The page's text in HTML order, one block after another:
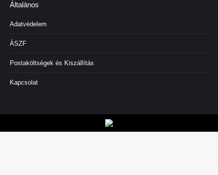
Általános
Adatvédelem
ÁSZF
Postaköltségek és Kiszállítás
Kapcsolat